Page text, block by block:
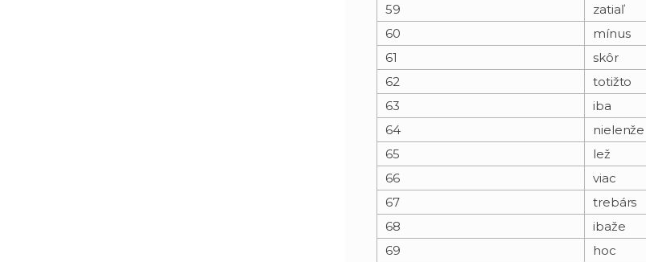
59
zatiaľ
60
mínus
61
skôr
62
totižto
63
iba
64
nielenže
65
lež
66
viac
67
trebárs
68
ibaže
69
hoc